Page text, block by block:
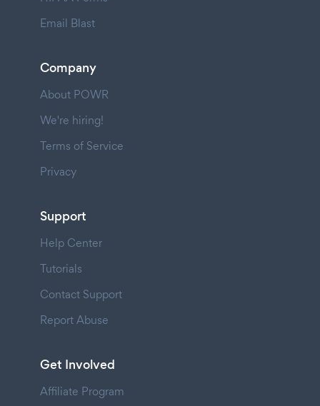
Email Blast
Company
About POWR
We're hiring!
Terms of Service
Privacy
Support
Help Center
Tutorials
Contact Support
Report Abuse
Get Involved
Affiliate Program